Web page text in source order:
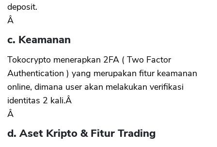
deposit.
Â
c. Keamanan
Tokocrypto menerapkan 2FA ( Two Factor
Authentication ) yang merupakan fitur keamanan
online, dimana user akan melakukan verifikasi
identitas 2 kali.Â
Â
d. Aset Kripto & Fitur Trading